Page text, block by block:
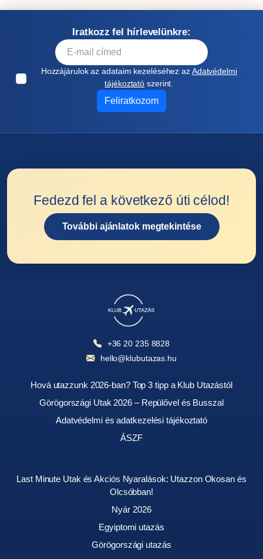
Iratkozz fel hírlevelünkre:
Hozzájárulok az adataim kezeléséhez azAdatvédelmi
tájékoztató szerint.
Feliratkozom
Fedezd fel a következő úti célod!
További ajánlatok megtekintése
+36 20 235 8828
hello@klubutazas.hu
Hová utazzunk 2026-ban? Top 3 tipp a Klub Utazástól
Görögországi Utak 2026 – Repülővel és Busszal
Adatvédelmi és adatkezelési tájékoztató
ÁSZF
Last Minute Utak és Akciós Nyaralások: Utazzon Okosan és
Olcsóbban!
Nyár 2026
Egyiptomi utazás
Görögországi utazás